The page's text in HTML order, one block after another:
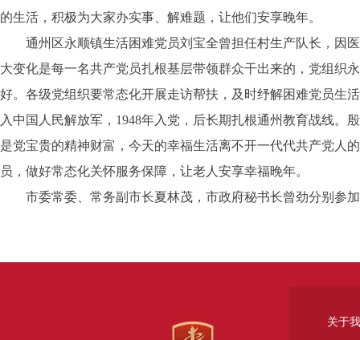
的生活，积极为大家办实事、解难题，让他们安享晚年。
通州区永顺镇生活困难党员刘宝全曾担任村生产队长，因医
大变化是每一名共产党员扎根基层带领群众干出来的，党组织
好。各级党组织要常态化开展走访帮扶，及时纾解困难党员生
入中国人民解放军，1948年入党，后长期扎根通州教育战线
是党宝贵的精神财富，今天的幸福生活离不开一代代共产党人
员，做好常态化关怀服务保障，让老人安享幸福晚年。
市委常委、常务副市长夏林茂，市政府秘书长曾劲分别参
关于